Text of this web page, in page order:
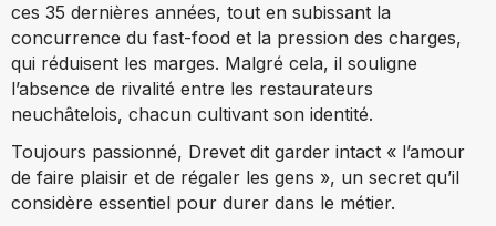
ces 35 dernières années, tout en subissant la
concurrence du fast-food et la pression des charges,
qui réduisent les marges. Malgré cela, il souligne
l’absence de rivalité entre les restaurateurs
neuchâtelois, chacun cultivant son identité.
Toujours passionné, Drevet dit garder intact « l’amour
de faire plaisir et de régaler les gens », un secret qu’il
considère essentiel pour durer dans le métier.